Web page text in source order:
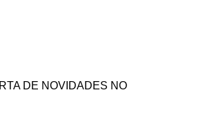
DE NOVIDADES NO